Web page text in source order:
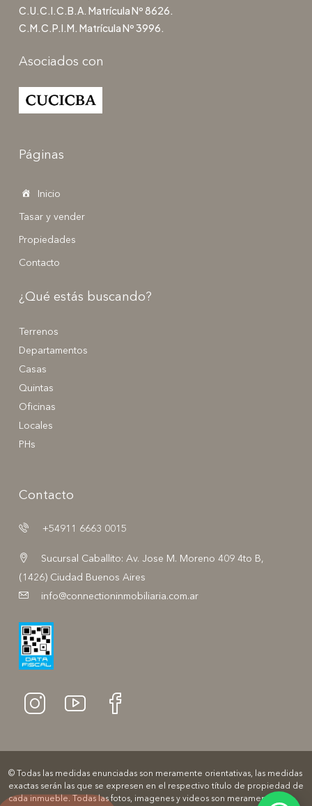
C.U.C.I.C.B.A. Matrícula Nº 8626.
C.M.C.P.I.M. Matrícula Nº 3996.
Asociados con
Páginas
Inicio
Tasar y vender
Propiedades
Contacto
¿Qué estás buscando?
Terrenos
Departamentos
Casas
Quintas
Oficinas
Locales
PHs
Contacto
+54911 6663 0015
Sucursal Caballito: Av. Jose M. Moreno 409 4to B,
(1426) Ciudad Buenos Aires
info@connectioninmobiliaria.com.ar
© Todas las medidas enunciadas son meramente orientativas, las medidas
exactas serán las que se expresen en el respectivo título de propiedad de
cada inmueble. Todas las fotos, imagenes y videos son meramente